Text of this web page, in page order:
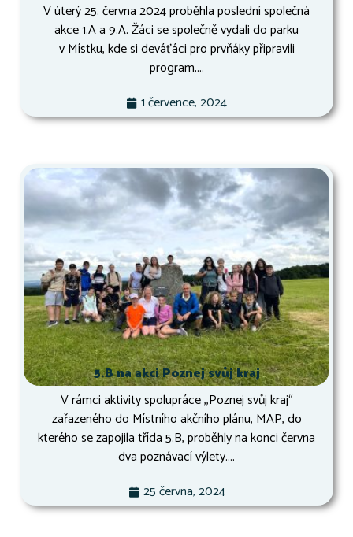
V úterý 25. června 2024 proběhla poslední společná
akce 1.A a 9.A. Žáci se společně vydali do parku
v Místku, kde si deváťáci pro prvňáky připravili
program,...
1 července, 2024
5.B na akci Poznej svůj kraj
V rámci aktivity spolupráce ,,Poznej svůj kraj“
zařazeného do Místního akčního plánu, MAP, do
kterého se zapojila třída 5.B, proběhly na konci června
dva poznávací výlety....
25 června, 2024